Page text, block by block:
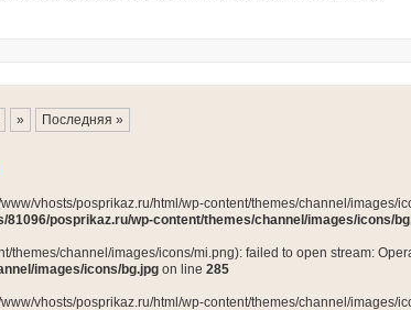
» Последняя »
vhosts/posprikaz.ru/html/wp-content/themes/channel/images/
81096/posprikaz.ru/wp-content/themes/channel/images/icons/
themes/channel/images/icons/mi.png): failed to open stream:
images/icons/bg.jpg on line 285
vhosts/posprikaz.ru/html/wp-content/themes/channel/images/